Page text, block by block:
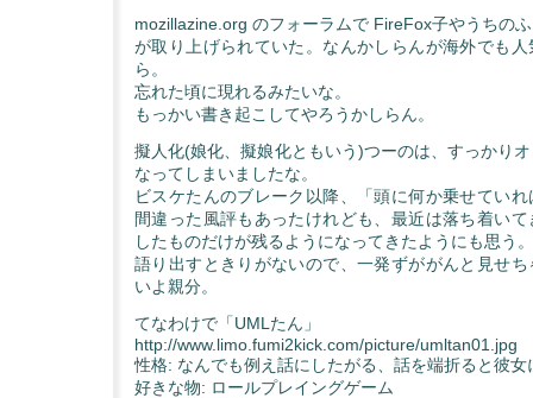
mozillazine.org のフォーラムで FireFox子やうちの
が取り上げられていた。なんかしらんが海外でも
ら。
忘れた頃に現れるみたいな。
もっかい書き起こしてやろうかしらん。
擬人化(娘化、擬娘化ともいう)つーのは、すっかり
なってしまいましたな。
ビスケたんのブレーク以降、「頭に何か乗せてい
間違った風評もあったけれども、最近は落ち着い
したものだけが残るようになってきたようにも思う。
語り出すときりがないので、一発ずががんと見せ
いよ親分。
てなわけで「UMLたん」
http://www.limo.fumi2kick.com/picture/umltan01.jpg
性格: なんでも例え話にしたがる、話を端折ると彼女
好きな物: ロールプレイングゲーム